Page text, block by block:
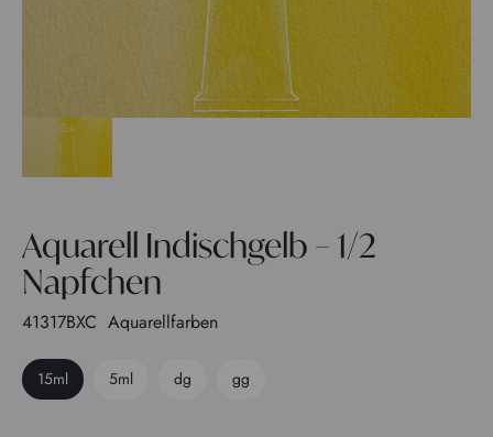
Aquarell Indischgelb – 1/2
Napfchen
41317BXC Aquarellfarben
15ml 5ml dg gg